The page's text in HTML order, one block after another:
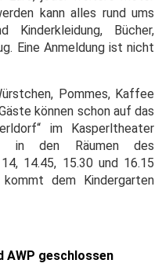
kann alles rund ums
Kinderkleidung, Bücher,
Eine Anmeldung ist nicht
Pommes, Kaffee
können schon auf das
im Kasperltheater
in den Räumen des
14.45, 15.30 und 16.15
dem Kindergarten
AWP geschlossen